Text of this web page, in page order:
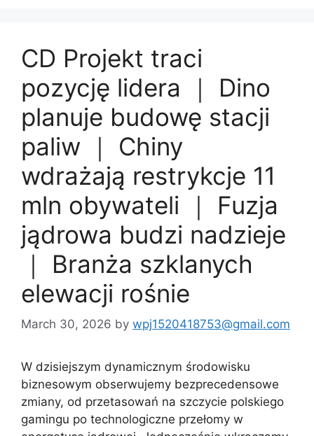
CD Projekt traci
pozycję lidera ｜ Dino
planuje budowę stacji
paliw ｜ Chiny
wdrażają restrykcje 11
mln obywateli ｜ Fuzja
jądrowa budzi nadzieje
｜ Branża szklanych
elewacji rośnie
March 30, 2026 by wpj1520418753@gmail.com
W dzisiejszym dynamicznym środowisku
biznesowym obserwujemy bezprecedensowe
zmiany, od przetasowań na szczycie polskiego
gamingu po technologiczne przełomy w